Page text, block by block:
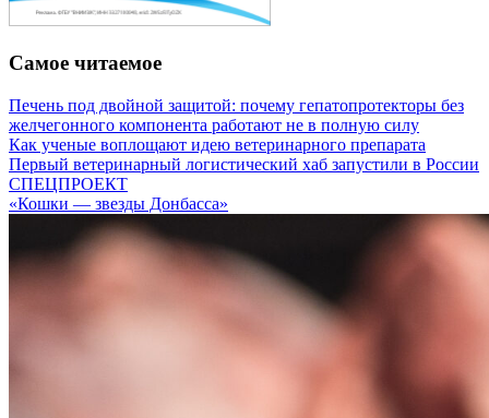
Самое читаемое
Печень под двойной защитой: почему гепатопротекторы без
желчегонного компонента работают не в полную силу
Как ученые воплощают идею ветеринарного препарата
Первый ветеринарный логистический хаб запустили в России
СПЕЦПРОЕКТ
«Кошки — звезды Донбасса»